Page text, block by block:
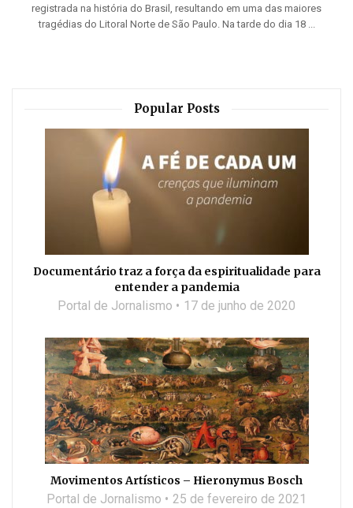
registrada na história do Brasil, resultando em uma das maiores
tragédias do Litoral Norte de São Paulo. Na tarde do dia 18 ...
Popular Posts
Documentário traz a força da espiritualidade para
entender a pandemia
Portal de Jornalismo 17 de junho de 2020
Movimentos Artísticos – Hieronymus Bosch
Portal de Jornalismo 25 de fevereiro de 2021